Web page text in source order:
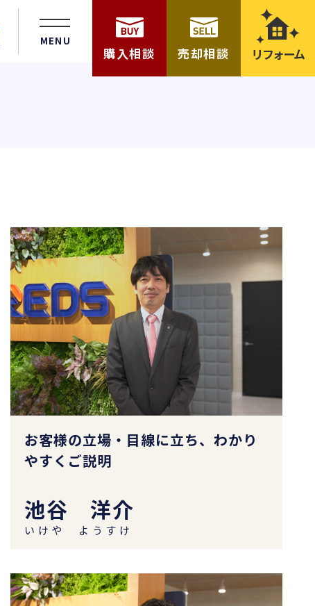
MENU
購入相談 売却相談 リフォーム
お客様の立場・目線に立ち、わかり
やすくご説明
池谷 洋介
いけや ようすけ